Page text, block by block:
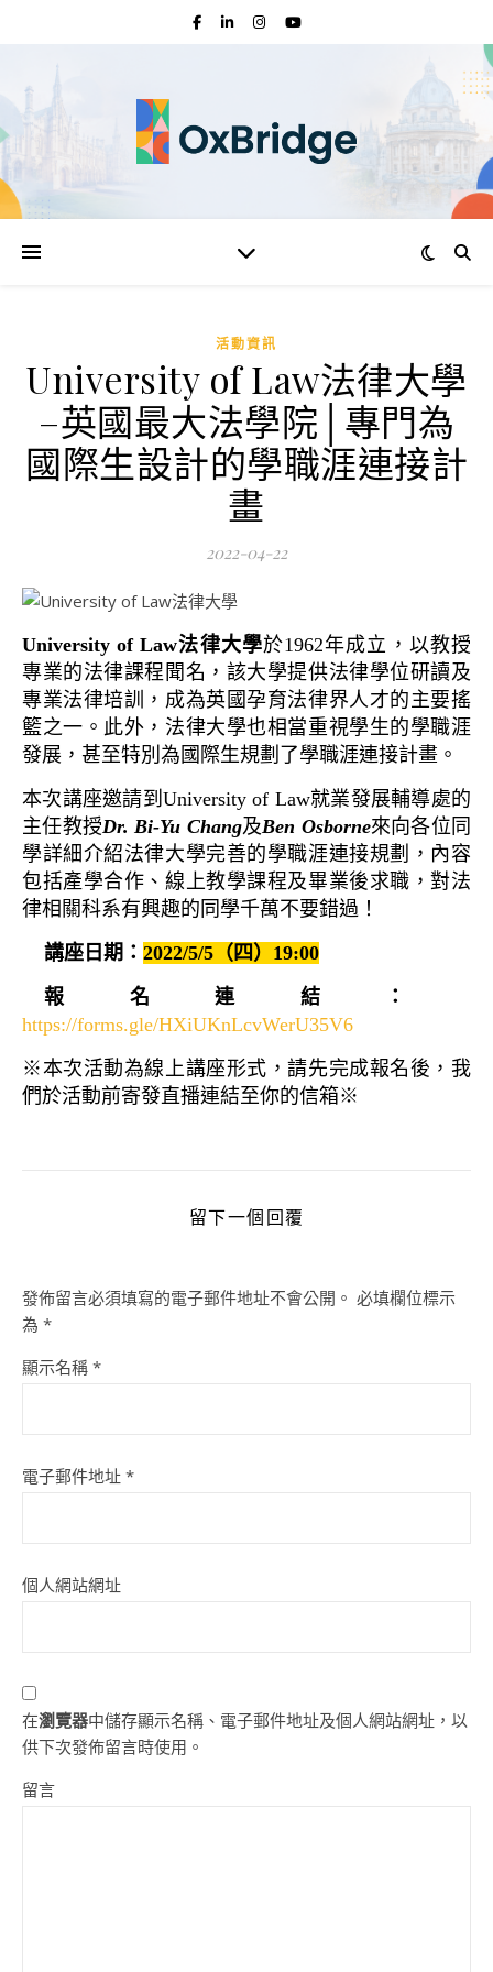
活動資訊
University of Law法律大學
–英國最大法學院│專門為
國際生設計的學職涯連接計
畫
2022-04-22
University of Law法律大學於1962年成立，以教授
專業的法律課程聞名，該大學提供法律學位研讀及
專業法律培訓，成為英國孕育法律界人才的主要搖
籃之一。此外，法律大學也相當重視學生的學職涯
發展，甚至特別為國際生規劃了學職涯連接計畫。
本次講座邀請到University of Law就業發展輔導處的
主任教授Dr. Bi-Yu Chang及Ben Osborne來向各位同
學詳細介紹法律大學完善的學職涯連接規劃，內容
包括產學合作、線上教學課程及畢業後求職，對法
律相關科系有興趣的同學千萬不要錯過！
講座日期： 2022/5/5（四）19:00
報名連結：
https://forms.gle/HXiUKnLcvWerU35V6
※本次活動為線上講座形式，請先完成報名後，我
們於活動前寄發直播連結至你的信箱※
留下一個回覆
發佈留言必須填寫的電子郵件地址不會公開。 必填欄位標示
為 *
顯示名稱 *
電子郵件地址 *
個人網站網址
在瀏覽器中儲存顯示名稱、電子郵件地址及個人網站網址，以
供下次發佈留言時使用。
留言